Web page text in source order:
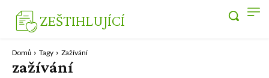
ZEŠTIHLUJÍCÍ
Domů Tagy Zažívání
zažívání